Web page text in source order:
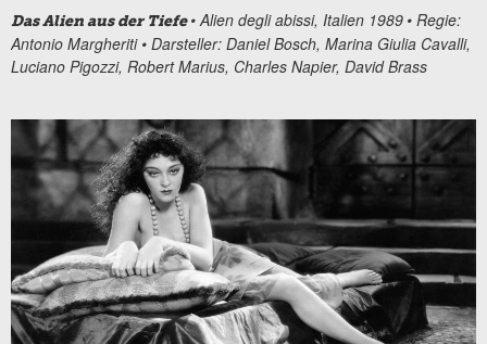
Das Alien aus der Tiefe• Alien degli abissi, Italien 1989 • Regie:
Antonio Margheriti • Darsteller: Daniel Bosch, Marina Giulia Cavalli,
Luciano Pigozzi, Robert Marius, Charles Napier, David Brass